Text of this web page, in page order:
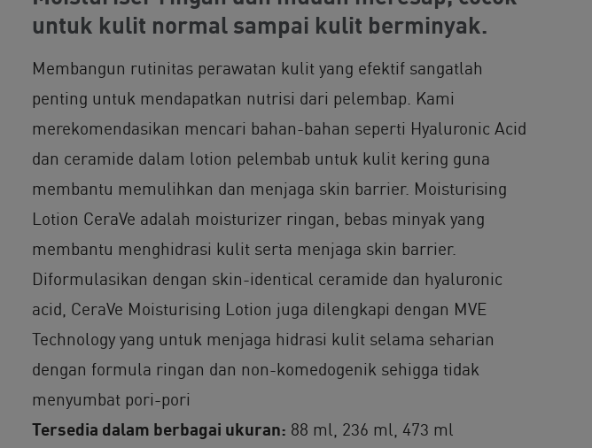
untuk kulit normal sampai kulit berminyak.​
Membangun rutinitas perawatan kulit yang efektif sangatlah
penting untuk mendapatkan nutrisi dari pelembap. Kami
merekomendasikan mencari bahan-bahan seperti Hyaluronic Acid
dan ceramide dalam lotion pelembab untuk kulit kering guna
membantu memulihkan dan menjaga skin barrier. Moisturising
Lotion CeraVe adalah moisturizer ringan, bebas minyak yang
membantu menghidrasi kulit serta menjaga skin barrier.
Diformulasikan dengan skin-identical ceramide dan hyaluronic
acid, CeraVe Moisturising Lotion juga dilengkapi dengan MVE
Technology yang untuk menjaga hidrasi kulit selama seharian
dengan formula ringan dan non-komedogenik sehigga tidak
menyumbat pori-pori
Tersedia dalam berbagai ukuran: 88 ml, 236 ml, 473 ml